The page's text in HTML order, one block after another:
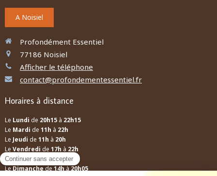
A Noisiel
Profondément Essentiel
77186 Noisiel
Afficher le téléphone
contact@profondementessentiel.fr
Horaires à distance
Le Lundi de 20h15 à 22h15
Le Mardi de 11h à 22h
Le Jeudi de 11h à 20h
Le Vendredi de 17h à 22h
LeSamedide12hà13h30
Le Dimanche de 14h à 20h05